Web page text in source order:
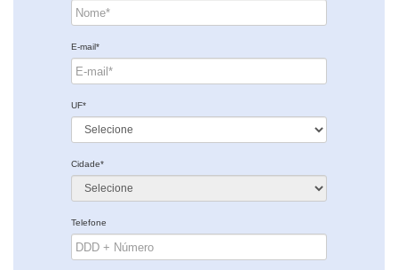
E-mail*
UF*
Cidade*
Telefone